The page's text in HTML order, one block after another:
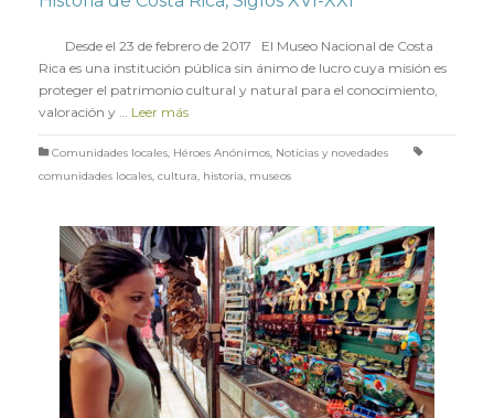
Desde el 23 de febrero de 2017 El Museo Nacional de Costa
Rica es una institución pública sin ánimo de lucro cuya misión es
proteger el patrimonio cultural y natural para el conocimiento,
valoración y … Leer más
Comunidades locales, Héroes Anónimos, Noticias y novedades
comunidades locales, cultura, historia, museos